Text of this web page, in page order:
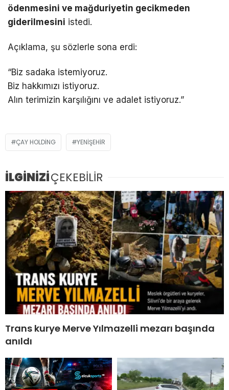
ödenmesini ve mağduriyetin gecikmeden
giderilmesini istedi.
Açıklama, şu sözlerle sona erdi:
“Biz sadaka istemiyoruz.
Biz hakkımızı istiyoruz.
Alın terimizin karşılığını ve adalet istiyoruz.”
ÇAY HOLDING YENIŞEHIR
İLGİNİZİÇEKEBİLİR
Trans kurye Merve Yılmazelli mezarı başında
anıldı